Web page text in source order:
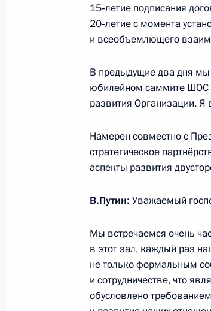
Начало российско-
составе
4 июля 2017 года, 14:00
Вручение ордена
4 июля 2017 года, 13:30
Указ о награждении
Первозванного
4 июля 2017 года, 09:30
15‑летие подписания
20‑летие с момента
и всеобъемлющего
В предыдущие два дня мы
юбилейном саммите ШОС
развития Организации.
Намерен совместно с
стратегическое
аспекты развития
В.Путин: Уважаемый
Мы встречаемся очень
в этот зал, каждый раз
не только формальным
и сотрудничестве, что
обусловлено